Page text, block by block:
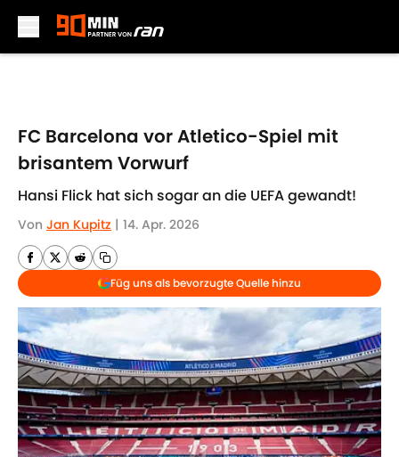
FC Barcelona vor Atletico-Spiel mit
brisantem Vorwurf
Hansi Flick hat sich sogar an die UEFA gewandt!
Von Jan Kupitz | 14. Apr. 2026
Füg uns als bevorzugte Quelle hinzu